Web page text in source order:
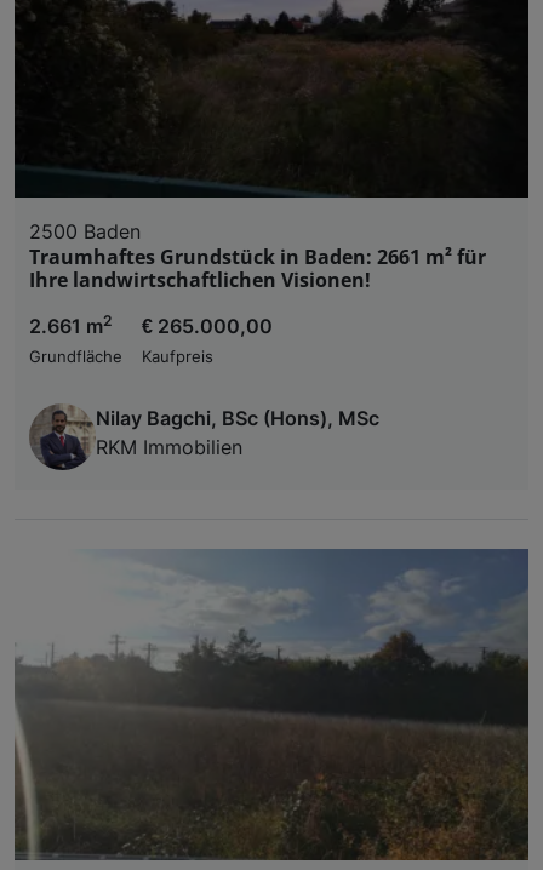
2500 Baden
Traumhaftes Grundstück in Baden: 2661 m² für
Ihre landwirtschaftlichen Visionen!
2.661 m2
Grundfläche
€ 265.000,00
Kaufpreis
Nilay Bagchi, BSc (Hons), MSc
RKM Immobilien